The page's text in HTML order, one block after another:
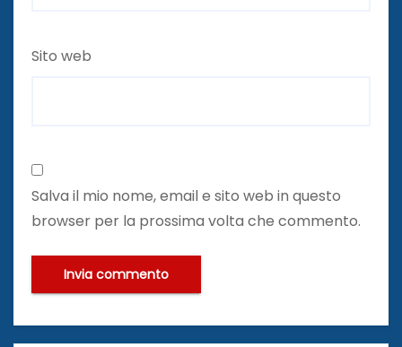
Sito web
Salva il mio nome, email e sito web in questo
browser per la prossima volta che commento.